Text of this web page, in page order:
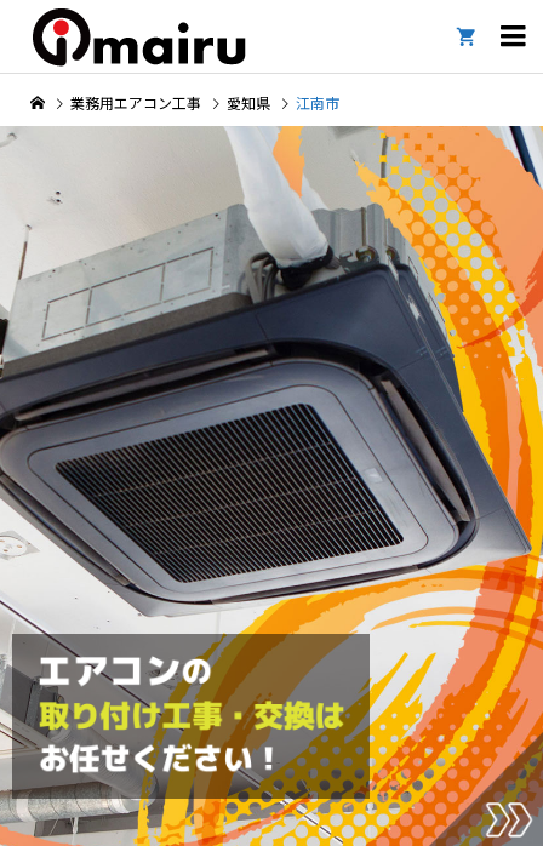

業務用エアコン工事 愛知県 江南市